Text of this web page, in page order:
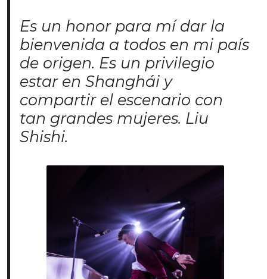
Es un honor para mí dar la
bienvenida a todos en mi país
de origen. Es un privilegio
estar en Shanghái y
compartir el escenario con
tan grandes mujeres. Liu
Shishi.